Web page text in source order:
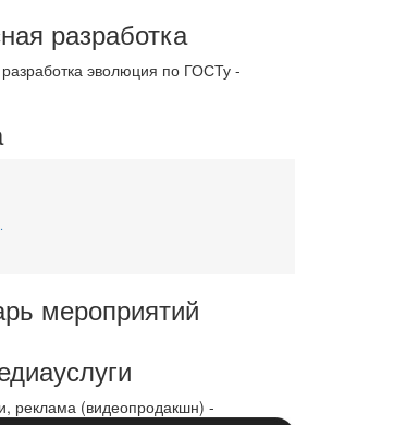
разработка
эволюция по ГОСТу -
мероприятий
реклама (видеопродакшн) -